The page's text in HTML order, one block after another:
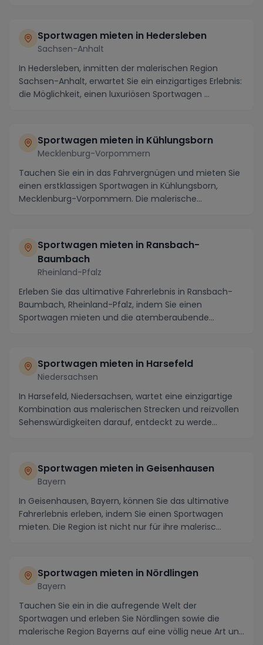
Sportwagen mieten in Hedersleben
Sachsen-Anhalt
In Hedersleben, inmitten der malerischen Region
Sachsen-Anhalt, erwartet Sie ein einzigartiges Erlebnis:
die Möglichkeit, einen luxuriösen Sportwagen ...
Sportwagen mieten in Kühlungsborn
Mecklenburg-Vorpommern
Tauchen Sie ein in das Fahrvergnügen und mieten Sie
einen erstklassigen Sportwagen in Kühlungsborn,
Mecklenburg-Vorpommern. Die malerische
Sportwagen mieten in Ransbach-
Baumbach
Rheinland-Pfalz
Erleben Sie das ultimative Fahrerlebnis in Ransbach-
Baumbach, Rheinland-Pfalz, indem Sie einen
Sportwagen mieten und die atemberaubende
Sportwagen mieten in Harsefeld
Niedersachsen
In Harsefeld, Niedersachsen, wartet eine einzigartige
Kombination aus malerischen Strecken und reizvollen
Sehenswürdigkeiten darauf, entdeckt zu werde...
Sportwagen mieten in Geisenhausen
Bayern
In Geisenhausen, Bayern, können Sie das ultimative
Fahrerlebnis erleben, indem Sie einen Sportwagen
mieten. Die Region ist nicht nur für ihre malerisc...
Sportwagen mieten in Nördlingen
Bayern
Tauchen Sie ein in die aufregende Welt der
Sportwagen und erleben Sie Nördlingen sowie die
malerische Region Bayerns auf eine völlig neue Art und